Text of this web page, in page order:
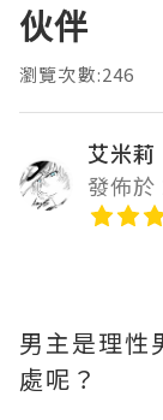
伙伴
瀏覽次數:246
艾米莉
發佈
男主是理性
處呢？